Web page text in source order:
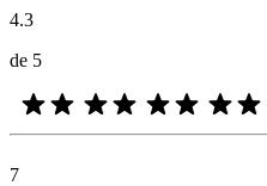
4.3
de 5
7